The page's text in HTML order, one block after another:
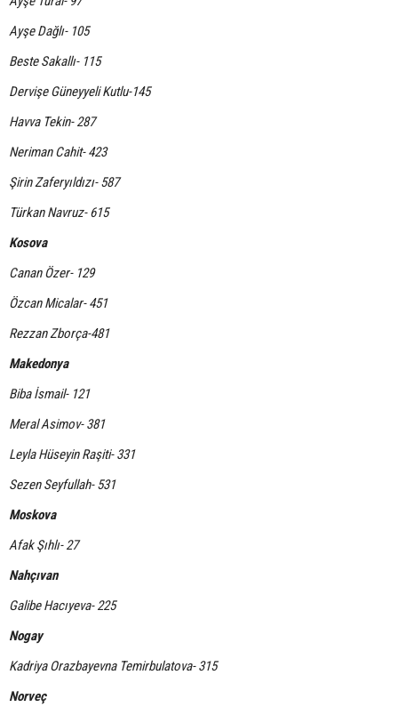
Ayşe Dağlı- 105
Beste Sakallı- 115
Dervişe Güneyyeli Kutlu-145
Havva Tekin- 287
Neriman Cahit- 423
Şirin Zaferyıldızı- 587
Türkan Navruz- 615
Kosova
Canan Özer- 129
Özcan Micalar- 451
Rezzan Zborça-481
Makedonya
Biba İsmail- 121
Meral Asimov- 381
Leyla Hüseyin Raşiti- 331
Sezen Seyfullah- 531
Moskova
Afak Şıhlı- 27
Nahçıvan
Galibe Hacıyeva- 225
Nogay
Kadriya Orazbayevna Temirbulatova- 315
Norveç